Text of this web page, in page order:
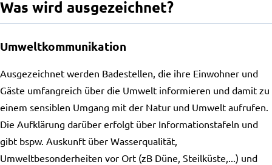
Was wird ausgezeichnet?
Umweltkommunikation
Ausgezeichnet werden Badestellen, die ihre Einwohner und
Gäste umfangreich über die Umwelt informieren und damit zu
einem sensiblen Umgang mit der Natur und Umwelt aufrufen.
Die Aufklärung darüber erfolgt über Informationstafeln und
gibt bspw. Auskunft über Wasserqualität,
Umweltbesonderheiten vor Ort (zB Düne, Steilküste,...) und